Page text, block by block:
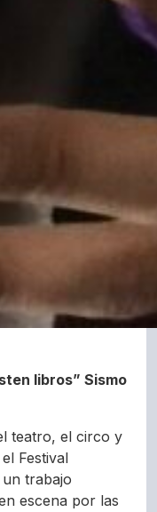
libros” Sismo
teatro, el circo y
Festival
trabajo
escena por las